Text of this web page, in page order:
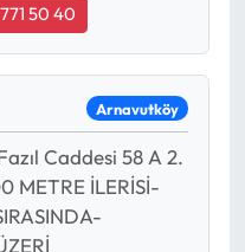
50 40
Arnavutköy
Caddesi 58 A 2.
METRE İLERİSİ-